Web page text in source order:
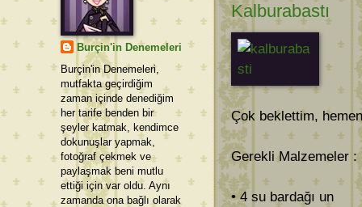
Kalburabastı
Çok beklettim,
Gerekli Malzemeler :
• 4 su bardağı un
Burçin'in Denemeleri
Burçin'in Denemeleri,
mutfakta geçirdiğim
zaman içinde denediğim
her tarife benden bir
şeyler katmak, kendimce
dokunuşlar yapmak,
fotoğraf çekmek ve
paylaşmak beni mutlu
ettiği için var oldu. Aynı
zamanda ona bağlı olarak